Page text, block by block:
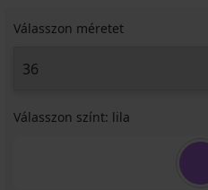
Válasszon méretet
Válasszon színt: lila